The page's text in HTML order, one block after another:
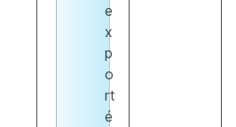
e
x
p
o
rt
é